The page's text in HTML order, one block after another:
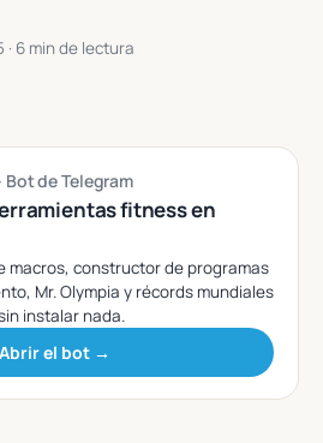
· 6 min de lectura
· Bot de Telegram
fitness en
macros, constructor de programas
Mr. Olympia y récords mundiales
instalar nada.
Abrir el bot →